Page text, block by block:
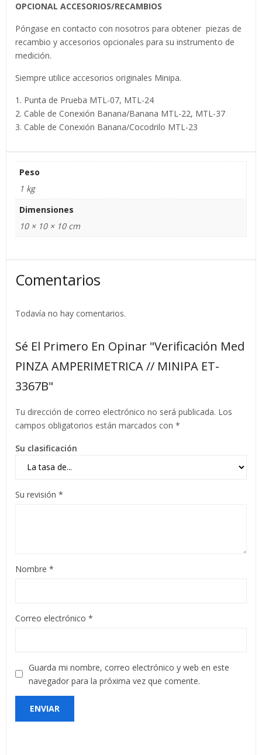
OPCIONAL ACCESORIOS/RECAMBIOS
Póngase en contacto con nosotros para obtener piezas de
recambio y accesorios opcionales para su instrumento de
medición.
Siempre utilice accesorios originales Minipa.
1. Punta de Prueba MTL-07, MTL-24
2. Cable de Conexión Banana/Banana MTL-22, MTL-37
3. Cable de Conexión Banana/Cocodrilo MTL-23
Peso
1 kg
Dimensiones
10 × 10 × 10 cm
Comentarios
Todavía no hay comentarios.
Sé El Primero En Opinar "Verificación Med
PINZA AMPERIMETRICA // MINIPA ET-
3367B"
Tu dirección de correo electrónico no será publicada. Los
campos obligatorios están marcados con *
Su clasificación
Su revisión *
Nombre *
Correo electrónico *
Guarda mi nombre, correo electrónico y web en este
navegador para la próxima vez que comente.